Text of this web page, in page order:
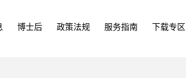
博士后 政策法规 服务指南 下载专区